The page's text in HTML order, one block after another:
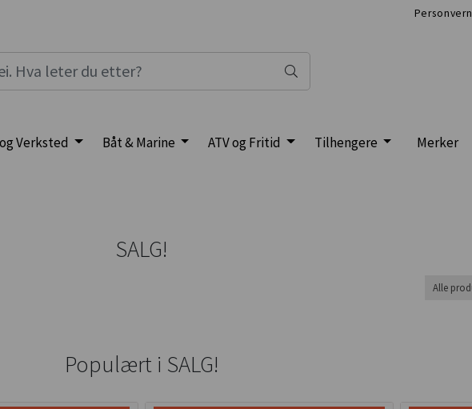
Personvern
Verksted Båt & Marine ATV og Fritid Tilhengere Merker
SALG!
Populært i SALG!